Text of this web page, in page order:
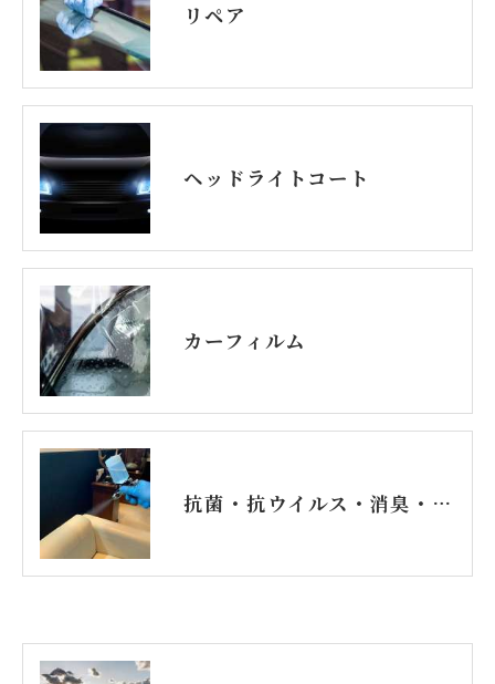
リペア
ヘッドライトコート
カーフィルム
抗菌・抗ウイルス・消臭・防カビコーティング